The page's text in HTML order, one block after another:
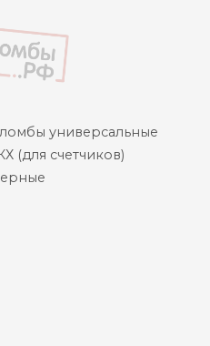
универсальные
(для счетчиков)